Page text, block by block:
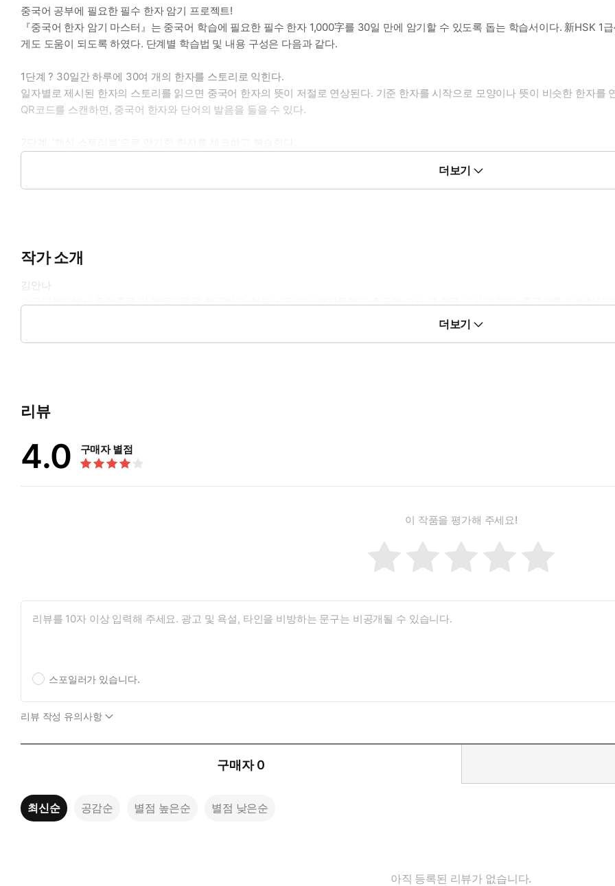
중국어 공부에 필요한 필수 한자 암기 프로젝트!
『중국어 한자 암기 마스터』는 중국어 학습에 필요한 필수 한자 1,000字를 30일 만에 암기할 수 있도록 돕는 학습서이다. 新HSK
게도 도움이 되도록 하였다. 단계별 학습법 및 내용 구성은 다음과 같다.
1단계 ? 30일간 하루에 30여 개의 한자를 스토리로 익힌다.
일자별로 제시된 한자의 스토리를 읽으면 중국어 한자의 뜻이 저절로 연상된다. 기준 한자를 시작으로 모양이나 뜻이 비슷한 한자를
QR코드를 스캔하면, 중국어 한자와 단어의 발음을 들을 수 있다.
더보기
작가 소개
김안나
단국대학교에서 중어중문 및 한문교육을 전공하고, 현재 서울 정신여자중학교 중국어 교사 겸 한문 교사로 있다. 중국어를 가르치다
다 어렵다’라는 말을 듣고, 그때부터 중국어 한자를 풀어 설명하기 시작했다. 중국을 좋아하고, 중국어를 사랑하는 선생님으로서 학
더보기
리뷰
4.0 구매자 별점
이 작품을 평가해 주세요!
스포일러가 있습니다.
리뷰 작성 유의사항
구매자 0
최신순 공감순 별점 높은순 별점 낮은순
아직 등록된 리뷰가 없습니다.